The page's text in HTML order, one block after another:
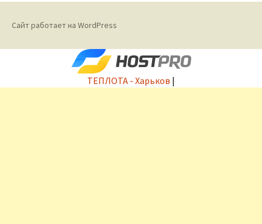
Сайт работает на WordPress
ТЕПЛОТА - Харьков |